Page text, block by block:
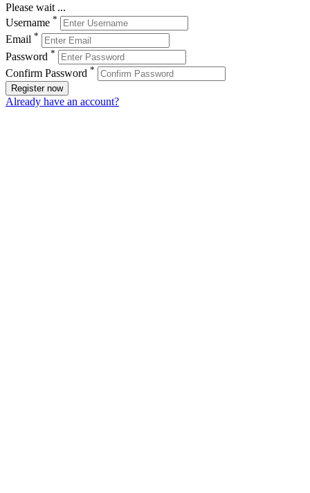
Please wait ...
Username *
Email *
Password *
Confirm Password *
Register now
Already have an account?